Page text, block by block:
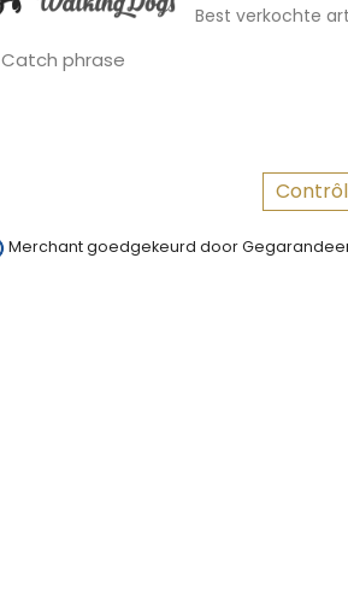
Catch phrase
Best verkochte
Merchant goedgekeurd door